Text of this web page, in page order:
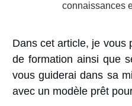
connaissances
Dans cet article, je vous
de formation ainsi que
vous guiderai dans sa
avec un modèle prêt